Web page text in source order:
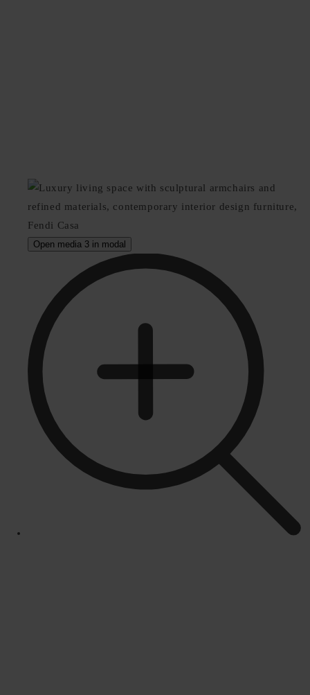
Open media 3 in modal